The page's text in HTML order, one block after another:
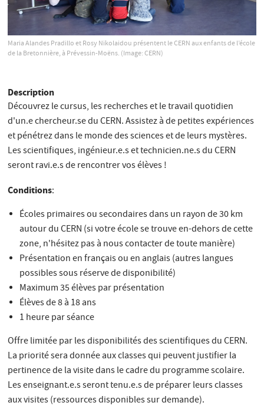
Maria Alandes Pradillo et Rosy Nikolaidou présentent le CERN aux enfants de l’école
de la Bretonnière, à Prévessin-Moëns. (Image: CERN)
Description
Découvrez le cursus, les recherches et le travail quotidien
d'un.e chercheur.se du CERN. Assistez à de petites expériences
et pénétrez dans le monde des sciences et de leurs mystères.
Les scientifiques, ingénieur.e.s et technicien.ne.s du CERN
seront ravi.e.s de rencontrer vos élèves !
Conditions:
Écoles primaires ou secondaires dans un rayon de 30 km
autour du CERN (si votre école se trouve en-dehors de cette
zone, n'hésitez pas à nous contacter de toute manière)
Présentation en français ou en anglais (autres langues
possibles sous réserve de disponibilité)
Maximum 35 élèves par présentation
Élèves de 8 à 18 ans
1 heure par séance
Offre limitée par les disponibilités des scientifiques du CERN.
La priorité sera donnée aux classes qui peuvent justifier la
pertinence de la visite dans le cadre du programme scolaire.
Les enseignant.e.s seront tenu.e.s de préparer leurs classes
aux visites (ressources disponibles sur demande).